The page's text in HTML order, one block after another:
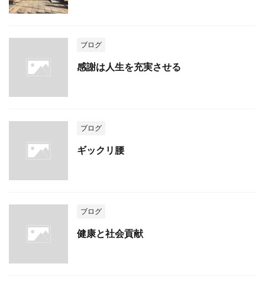
ブログ
感謝は人生を充実させる
ブログ
ギックリ腰
ブログ
健康と社会貢献